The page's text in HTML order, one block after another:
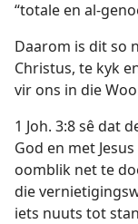
“totale en al-
Daarom is dit so
Christus, te kyk
vir ons in die
1 Joh. 3:8 sê dat
God en met
oomblik net te
die
iets nuuts tot